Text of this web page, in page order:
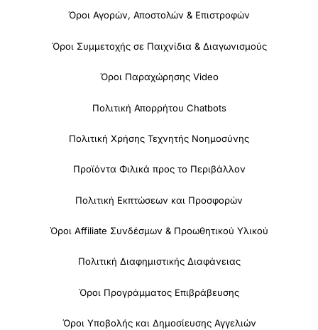
Όροι Αγορών, Αποστολών & Επιστροφών
Όροι Συμμετοχής σε Παιχνίδια & Διαγωνισμούς
Όροι Παραχώρησης Video
Πολιτική Απορρήτου Chatbots
Πολιτική Χρήσης Τεχνητής Νοημοσύνης
Προϊόντα Φιλικά προς το Περιβάλλον
Πολιτική Εκπτώσεων και Προσφορών
Όροι Affiliate Συνδέσμων & Προωθητικού Υλικού
Πολιτική Διαφημιστικής Διαφάνειας
Όροι Προγράμματος Επιβράβευσης
Όροι Υποβολής και Δημοσίευσης Αγγελιών